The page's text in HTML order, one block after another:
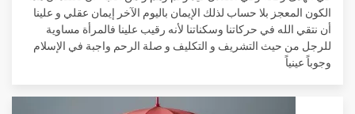
الكون المعجز بلا حساب لذلك الإيمان باليوم الآخر إيمان عقلي و علينا
أن نتقي الله في حركاتنا وسكناتنا لأنه رقيب علينا فالمرأة مساوية
للرجل من حيث التشريف و التكليف و صلة الرحم واجبة في الإسلام
وجوباً عينياً